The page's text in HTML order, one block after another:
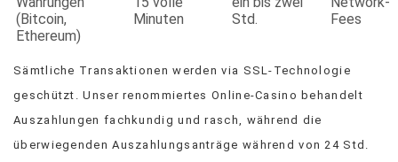
(Bitcoin,
Ethereum)
Minuten
Std.
Fees
Sämtliche Transaktionen werden via SSL-Technologie
geschützt. Unser renommiertes Online-Casino behandelt
Auszahlungen fachkundig und rasch, während die
überwiegenden Auszahlungsanträge während von 24 Std.